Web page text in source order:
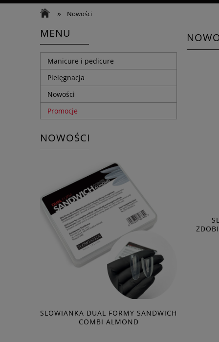
» Nowości
MENU
Manicure i pedicure
Pielęgnacja
Nowości
Promocje
NOWOŚCI
SLOWIANKA DUAL FORMY SANDWICH
COMBI ALMOND